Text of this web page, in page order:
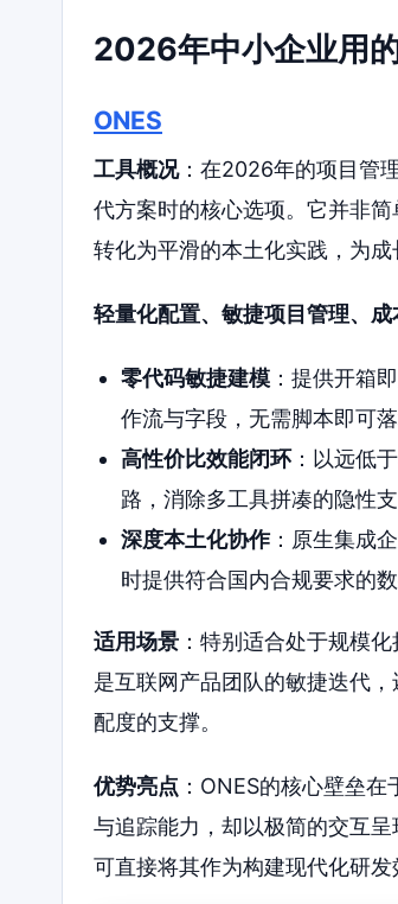
2026年中小企业用
ONES
工具概况：在2026年的项目管
代方案时的核心选项。它并非
转化为平滑的本土化实践，为
轻量化配置、敏捷项目管理、
零代码敏捷建模：提供开箱
作流与字段，无需脚本即可
高性价比效能闭环：以远低
路，消除多工具拼凑的隐性
深度本土化协作：原生集成
时提供符合国内合规要求的
适用场景 ：特别适合处于规模
是互联网产品团队的敏捷迭代
配度的支撑。
优势亮点 ：ONES的核心壁垒
与追踪能力，却以极简的交互
可直接将其作为构建现代化研